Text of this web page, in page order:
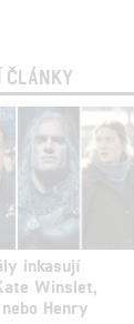
ČLÁNKY
inkasují
Winslet,
Henry